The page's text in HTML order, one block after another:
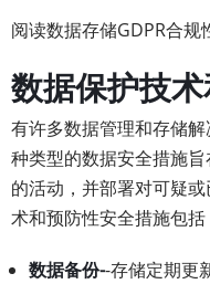
阅读数据存储GDPR合规
数据保护技
有许多数据管理和存储
种类型的数据安全措施
的活动，并部署对可疑
术和预防性安全措施包括
数据备份--存储定期更